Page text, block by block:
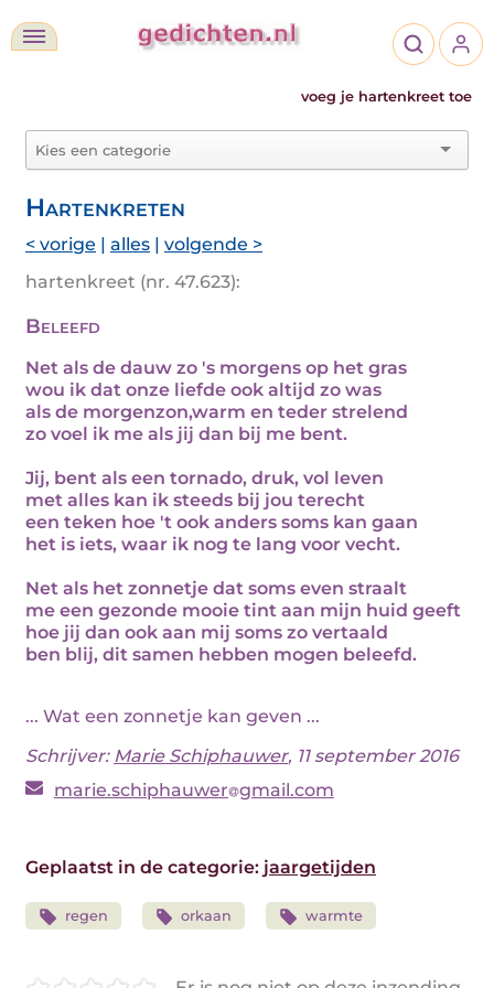
voeg je hartenkreet toe
Hartenkreten
< vorige | alles | volgende >
hartenkreet (nr. 47.623):
Beleefd
Net als de dauw zo 's morgens op het gras
wou ik dat onze liefde ook altijd zo was
als de morgenzon,warm en teder strelend
zo voel ik me als jij dan bij me bent.
Jij, bent als een tornado, druk, vol leven
met alles kan ik steeds bij jou terecht
een teken hoe 't ook anders soms kan gaan
het is iets, waar ik nog te lang voor vecht.
Net als het zonnetje dat soms even straalt
me een gezonde mooie tint aan mijn huid geeft
hoe jij dan ook aan mij soms zo vertaald
ben blij, dit samen hebben mogen beleefd.
... Wat een zonnetje kan geven ...
Schrijver: Marie Schiphauwer, 11 september 2016
marie.schiphauwer gmail.com
Geplaatst in de categorie: jaargetijden
regen orkaan warmte